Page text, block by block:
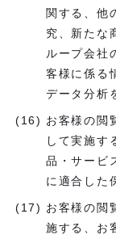
関する、他
究、新たな
ループ会社
客様に係る
データ分析
お客様の閲
して実施す
品・サービ
に適合した
お客様の閲
施する、お